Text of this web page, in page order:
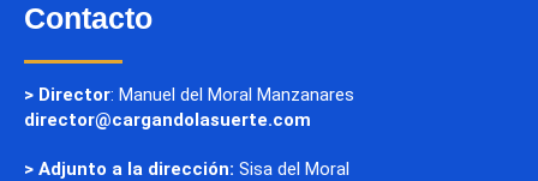
Contacto
> Director: Manuel del Moral Manzanares
director@cargandolasuerte.com
> Adjunto a la dirección: Sisa del Moral